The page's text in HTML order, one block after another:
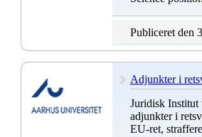
Publiceret den
Adjunkter i
Juridisk Institut
adjunkter i
EU-ret,